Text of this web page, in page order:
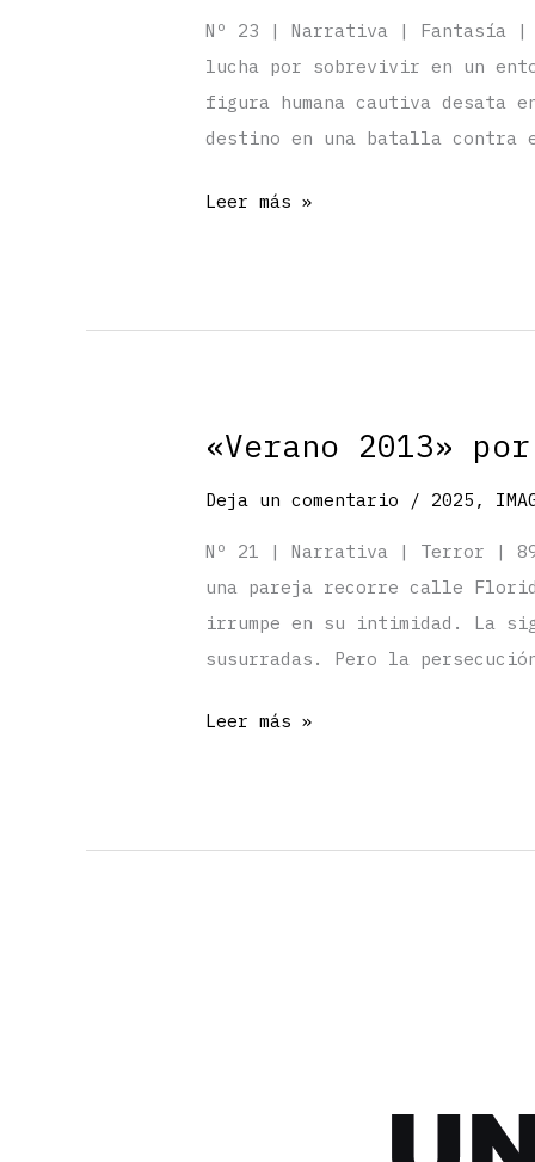
Nº 23 | Narrativa | Fantasía |
lucha por sobrevivir en un
figura humana cautiva
destino en una batalla contra
«Madriguera
Leer más »
«Verano 2013»
Deja un comentario / 2025 ,
Nº 21 | Narrativa | Terror |
una pareja recorre calle
irrumpe en su intimidad. La
susurradas. Pero la
«Verano
Leer más »